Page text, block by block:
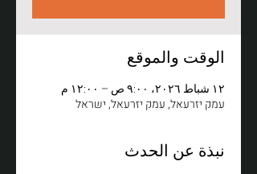
الوقت والموقع
١٢ شباط ٢٠٢٦، ٩:٠٠ ص – ١٢:٠٠ م
עמק יזרעאל, עמק יזרעאל, ישראל
نبذة عن الحدث